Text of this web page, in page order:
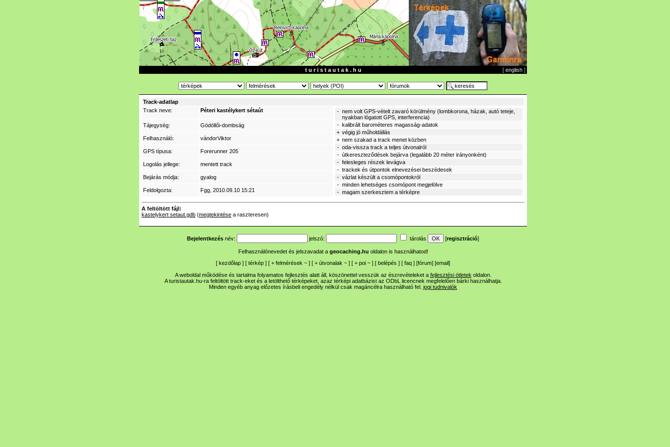
t u r i s t a u t a k . h u [ english ]
Track-adatlap
Track neve:
Péteri kastélykert sétaút - nem volt GPS-vételt zavaró körülmény (lombkorona, házak, autó teteje,
nyakban lógatott GPS, interferencia)
- kalibrált barométeres magasság-adatok
+ végig jó műholdállás
+ nem szakad a track menet közben
- oda-vissza track a teljes útvonalról
- útkereszteződések bejárva (legalább 20 méter irányonként)
- felesleges részek levágva
- trackek és útpontok elnevezései beszédesek
- vázlat készült a csomópontokról
- minden lehetséges csomópont megjelölve
- magam szerkesztem a térképre
Tájegység: Gödöllői-dombság
Felhasználó: vándorViktor
GPS típusa: Forerunner 205
Logolás jellege: mentett track
Bejárás módja: gyalog
Feldolgozta: Fgg , 2010.09.10 15:21
A feltöltött fájl:
kastelykert setaut.gdb (megtekintése a raszteresen)
Bejelentkezés név: jelszó: tárolás [regisztráció]
Felhasználónevedet és jelszavadat a geocaching.hu oldalon is használhatod!
[ kezdőlap ] [ térkép ] [ + felmérések ~ ] [ + útvonalak ~ ] [ + poi ~ ] [ belépés ] [ faq ] [fórum] [email]
A weboldal működése és tartalma folyamatos fejlesztés alatt áll, köszönettel vesszük az észrevételeket a fejlesztési ötletek oldalon.
A turistautak.hu-ra feltöltött track-eket és a letölthető térképeket, azaz térképi adatbázist az ODbL licencnek megfelelően bárki használhatja.
Minden egyéb anyag előzetes írásbeli engedély nélkül csak magáncélra használható fel. jogi tudnivalók